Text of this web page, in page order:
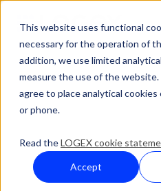
This website uses functional
necessary for the operation of
addition, we use limited
measure the use of the
agree to place analytical
or phone.
Read theLOGEX cookie
Accept